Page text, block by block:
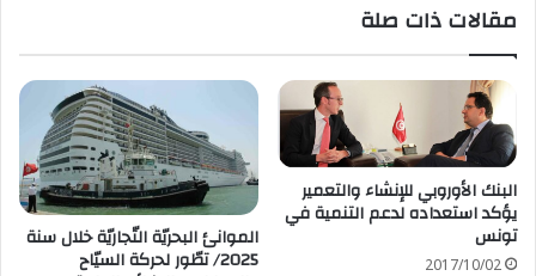
مقالات ذات صلة
البنك الأوروبي للإنشاء والتعمير
يؤكد استعداده لدعم التنمية في
تونس
2017/10/02
الموانئ البحريّة التّجاريّة خلال سنة
2025/ تطّور لحركة السيّاح